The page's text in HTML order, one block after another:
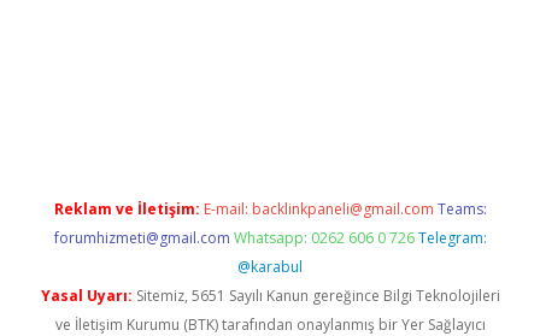
Reklam ve İletişim: E-mail: backlinkpaneli@gmail.com Teams:
forumhizmeti@gmail.com Whatsapp: 0262 606 0 726 Telegram:
@karabul
Yasal Uyarı: Sitemiz, 5651 Sayılı Kanun gereğince Bilgi Teknolojileri
ve İletişim Kurumu (BTK) tarafından onaylanmış bir Yer Sağlayıcı